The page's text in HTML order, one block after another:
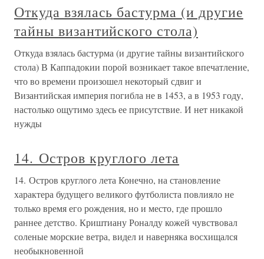
Откуда взялась бастурма (и другие
тайны византийского стола)
Откуда взялась бастурма (и другие тайны византийского
стола) В Каппадокии порой возникает такое впечатление,
что во времени произошел некоторый сдвиг и
Византийская империя погибла не в 1453, а в 1953 году,
настолько ощутимо здесь ее присутствие. И нет никакой
нужды
14. Остров круглого лета
14. Остров круглого лета Конечно, на становление
характера будущего великого футболиста повлияло не
только время его рождения, но и место, где прошло
раннее детство. Криштиану Роналду кожей чувствовал
соленые морские ветра, видел и наверняка восхищался
необыкновенной